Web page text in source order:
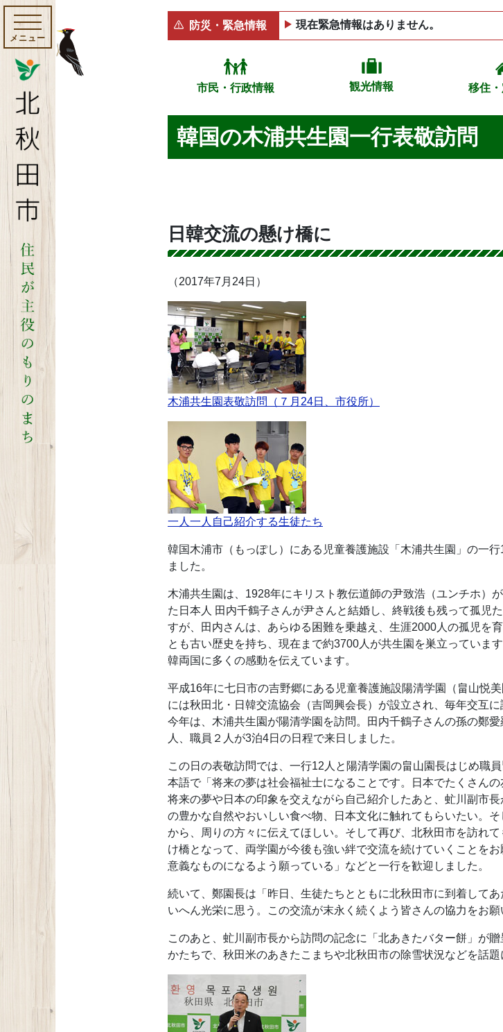
メニュー
防災・緊急情報 現在緊急情報はありません。
市民・行政情報 観光情報 移住
韓国の木浦共生園一行表敬訪問
日韓交流の懸け橋に
（2017年7月24日）
木浦共生園表敬訪問（７月24日、市役所）
一人一人自己紹介する生徒たち
韓国木浦市（もっぽし）にある児童養護施設「木浦共生園」の一
ました。
木浦共生園は、1928年にキリスト教伝道師の尹致浩（ユンチホ）
た日本人 田内千鶴子さんが尹さんと結婚し、終戦後も残って孤児
すが、田内さんは、あらゆる困難を乗越え、生涯2000人の孤児を
とも古い歴史を持ち、現在まで約3700人が共生園を巣立っていま
韓両国に多くの感動を伝えています。
平成16年に七日市の吉野郷にある児童養護施設陽清学園（畠山悦
には秋田北・日韓交流協会（吉岡興会長）が設立され、毎年交互
今年は、木浦共生園が陽清学園を訪問。田内千鶴子さんの孫の鄭
人、職員２人が3泊4日の日程で来日しました。
この日の表敬訪問では、一行12人と陽清学園の畠山園長はじめ職
本語で「将来の夢は社会福祉士になることです。日本でたくさん
将来の夢や日本の印象を交えながら自己紹介したあと、虻川副市
の豊かな自然やおいしい食べ物、日本文化に触れてもらいたい。
から、周りの方々に伝えてほしい。そして再び、北秋田市を訪れ
け橋となって、両学園が今後も強い絆で交流を続けていくことを
意義なものになるよう願っている」などと一行を歓迎しました。
続いて、鄭園長は「昨日、生徒たちとともに北秋田市に到着して
いへん光栄に思う。この交流が末永く続くよう皆さんの協力をお
このあと、虻川副市長から訪問の記念に「北あきたバター餅」が
かたちで、秋田米のあきたこまちや北秋田市の除雪状況などを話題